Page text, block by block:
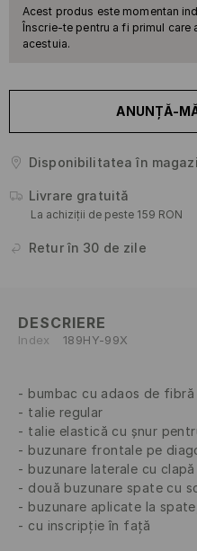
Acest produs este momentan
Înscrie-te pentru a fi primul
acestuia.
ANUNȚĂ-
Disponibilitatea în
Livrare gratuită
La achiziții de peste 159 RON
Retur în 30 de zile
DESCRIERE
Index 189HY-99X
bumbac cu adaos de fibră
talie regular
talie elastică cu șnur
buzunare frontale pe
buzunare laterale cu clapă
două buzunare spate cu
buzunare aplicate la
cu inscripție în față